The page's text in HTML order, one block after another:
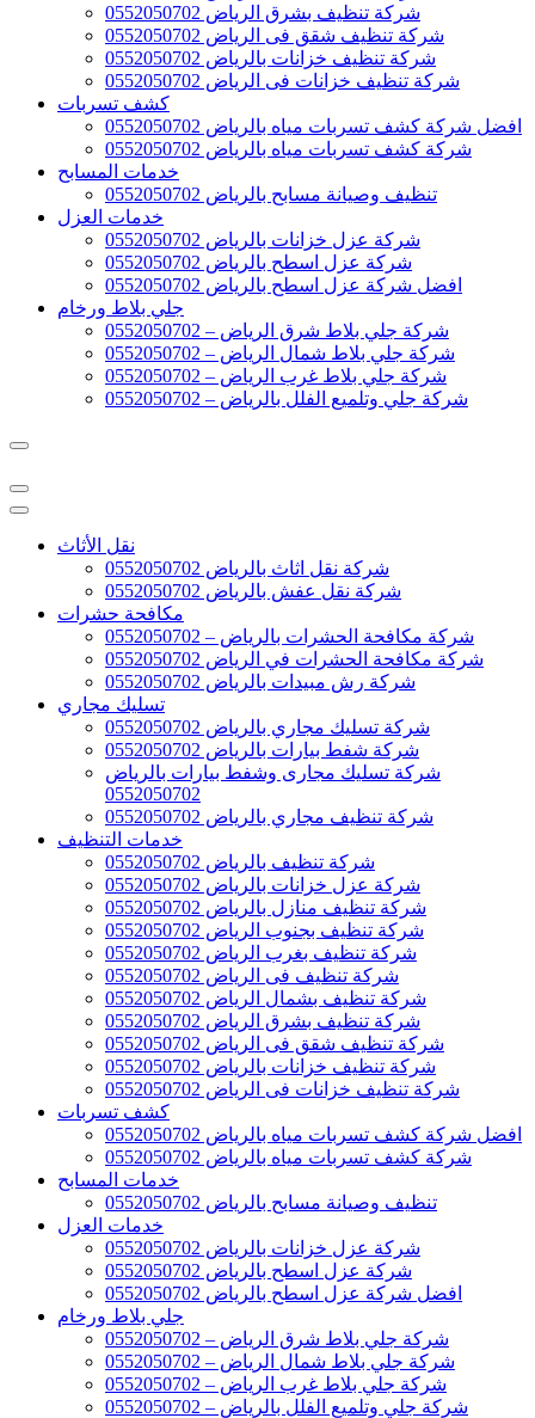
شركة تنظيف بشرق الرياض 0552050702
شركة تنظيف شقق فى الرياض 0552050702
شركة تنظيف خزانات بالرياض 0552050702
شركة تنظيف خزانات فى الرياض 0552050702
كشف تسربات
افضل شركة كشف تسربات مياه بالرياض 0552050702
شركة كشف تسربات مياه بالرياض 0552050702
خدمات المسابح
تنظيف وصيانة مسابح بالرياض 0552050702
خدمات العزل
شركة عزل خزانات بالرياض 0552050702
شركة عزل اسطح بالرياض 0552050702
افضل شركة عزل اسطح بالرياض 0552050702
جلي بلاط ورخام
شركة جلي بلاط شرق الرياض – 0552050702
شركة جلي بلاط شمال الرياض – 0552050702
شركة جلي بلاط غرب الرياض – 0552050702
شركة جلي وتلميع الفلل بالرياض – 0552050702
نقل الأثاث
شركة نقل اثاث بالرياض 0552050702
شركة نقل عفش بالرياض 0552050702
مكافحة حشرات
شركة مكافحة الحشرات بالرياض – 0552050702
شركة مكافحة الحشرات في الرياض 0552050702
شركة رش مبيدات بالرياض 0552050702
تسليك مجاري
شركة تسليك مجاري بالرياض 0552050702
شركة شفط بيارات بالرياض 0552050702
شركة تسليك مجارى وشفط بيارات بالرياض
0552050702
شركة تنظيف مجاري بالرياض 0552050702
خدمات التنظيف
شركة تنظيف بالرياض 0552050702
شركة عزل خزانات بالرياض 0552050702
شركة تنظيف منازل بالرياض 0552050702
شركة تنظيف بجنوب الرياض 0552050702
شركة تنظيف بغرب الرياض 0552050702
شركة تنظيف فى الرياض 0552050702
شركة تنظيف بشمال الرياض 0552050702
شركة تنظيف بشرق الرياض 0552050702
شركة تنظيف شقق فى الرياض 0552050702
شركة تنظيف خزانات بالرياض 0552050702
شركة تنظيف خزانات فى الرياض 0552050702
كشف تسربات
افضل شركة كشف تسربات مياه بالرياض 0552050702
شركة كشف تسربات مياه بالرياض 0552050702
خدمات المسابح
تنظيف وصيانة مسابح بالرياض 0552050702
خدمات العزل
شركة عزل خزانات بالرياض 0552050702
شركة عزل اسطح بالرياض 0552050702
افضل شركة عزل اسطح بالرياض 0552050702
جلي بلاط ورخام
شركة جلي بلاط شرق الرياض – 0552050702
شركة جلي بلاط شمال الرياض – 0552050702
شركة جلي بلاط غرب الرياض – 0552050702
شركة جلي وتلميع الفلل بالرياض – 0552050702